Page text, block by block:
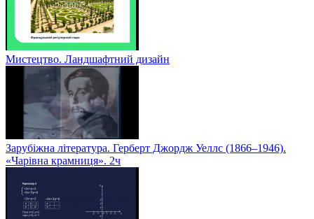
Мистецтво. Ландшафтний дизайн
Зарубіжна література. Герберт Джордж Уеллс (1866–1946).
«Чарівна крамниця». 2ч